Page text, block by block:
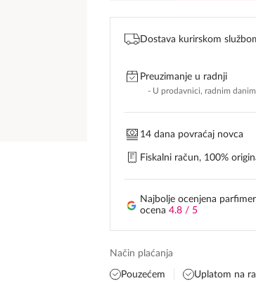
One
Million
količinaDostava kurirskom
Preuzimanje u radnji
- U prodavnici, radnim
14 dana povraćaj novca
Fiskalni račun, 100%
Najbolje ocenjena
ocena 4.8 / 5
Način plaćanja
Pouzećem Uplatom na